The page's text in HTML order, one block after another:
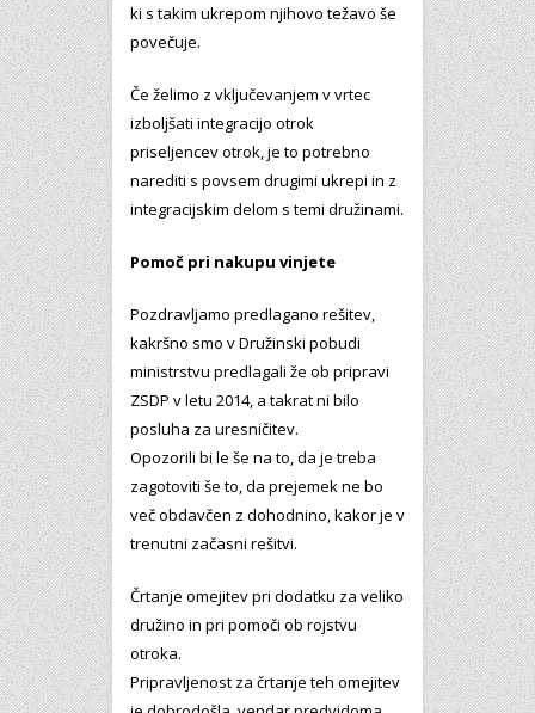
ki s takim ukrepom njihovo težavo še
povečuje.
Če želimo z vključevanjem v vrtec
izboljšati integracijo otrok
priseljencev otrok, je to potrebno
narediti s povsem drugimi ukrepi in z
integracijskim delom s temi družinami.
Pomoč pri nakupu vinjete
Pozdravljamo predlagano rešitev,
kakršno smo v Družinski pobudi
ministrstvu predlagali že ob pripravi
ZSDP v letu 2014, a takrat ni bilo
posluha za uresničitev.
Opozorili bi le še na to, da je treba
zagotoviti še to, da prejemek ne bo
več obdavčen z dohodnino, kakor je v
trenutni začasni rešitvi.
Črtanje omejitev pri dodatku za veliko
družino in pri pomoči ob rojstvu
otroka.
Pripravljenost za črtanje teh omejitev